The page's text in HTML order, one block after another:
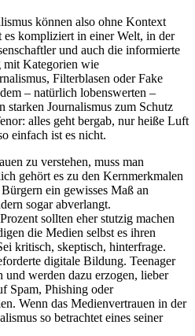
können also ohne Kontext
es kompliziert in einer Welt, in der
und auch die informierte
Kategorien wie
Filterblasen oder Fake
– natürlich lobenswerten –
starken Journalismus zum Schutz
alles geht bergab, nur heiße Luft
einfach ist es nicht.
zu verstehen, muss man
gehört es zu den Kernmerkmalen
ein gewisses Maß an
sogar abverlangt.
sollten eher stutzig machen
die Medien selbst es ihren
kritisch, skeptisch, hinterfrage.
digitale Bildung. Teenager
werden dazu erzogen, lieber
Spam, Phishing oder
Wenn das Medienvertrauen in der
so betrachtet eines seiner